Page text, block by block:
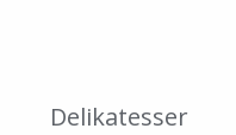
Delikatesser